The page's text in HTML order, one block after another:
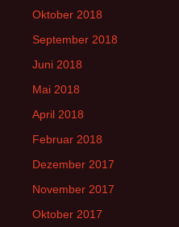
Oktober 2018
September 2018
Juni 2018
Mai 2018
April 2018
Februar 2018
Dezember 2017
November 2017
Oktober 2017